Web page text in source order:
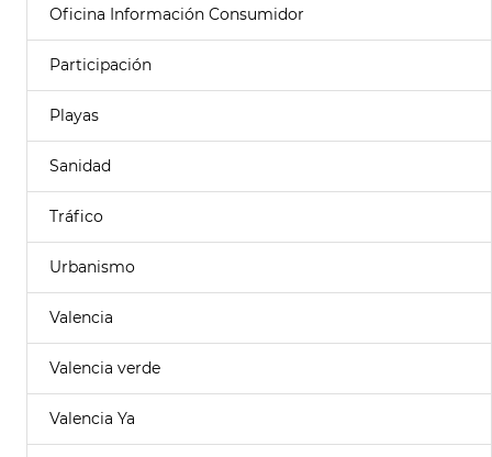
Oficina Información Consumidor
Participación
Playas
Sanidad
Tráfico
Urbanismo
Valencia
Valencia verde
Valencia Ya